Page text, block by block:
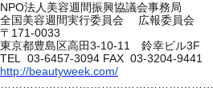
NPO法人美容週間振興協議会事務局
全国美容週間実行委員会
広報委員会
〒 171-0033
東京都豊島区高田 3-10-11 鈴幸ビル3F
TEL 03-6457-3094 FAX 03-3204-9441
http://beautyweek.com/